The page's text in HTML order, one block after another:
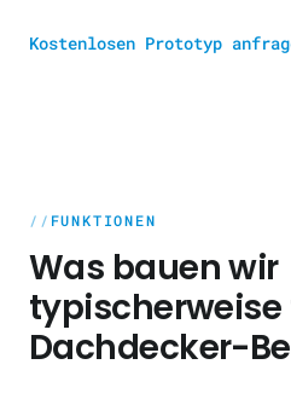
Kostenlosen Prototyp
FUNKTIONEN
Was bauen wir
typischerweise
Dachdecker-